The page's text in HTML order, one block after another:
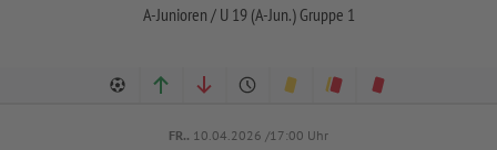
A-Junioren / U 19 (A-Jun.) Gruppe 1
FR.. 10.04.2026 /17:00 Uhr